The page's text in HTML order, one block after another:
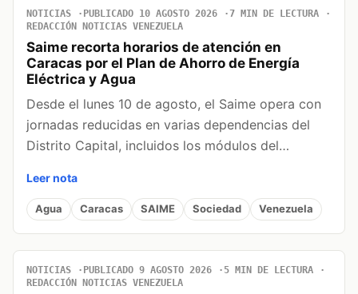
NOTICIAS PUBLICADO 10 AGOSTO 2026
7 MIN DE LECTURA
REDACCIÓN NOTICIAS VENEZUELA
Saime recorta horarios de atención en
Caracas por el Plan de Ahorro de Energía
Eléctrica y Agua
Desde el lunes 10 de agosto, el Saime opera con
jornadas reducidas en varias dependencias del
Distrito Capital, incluidos los módulos del…
Leer nota
Agua Caracas SAIME Sociedad Venezuela
NOTICIAS PUBLICADO 9 AGOSTO 2026
5 MIN DE LECTURA
REDACCIÓN NOTICIAS VENEZUELA